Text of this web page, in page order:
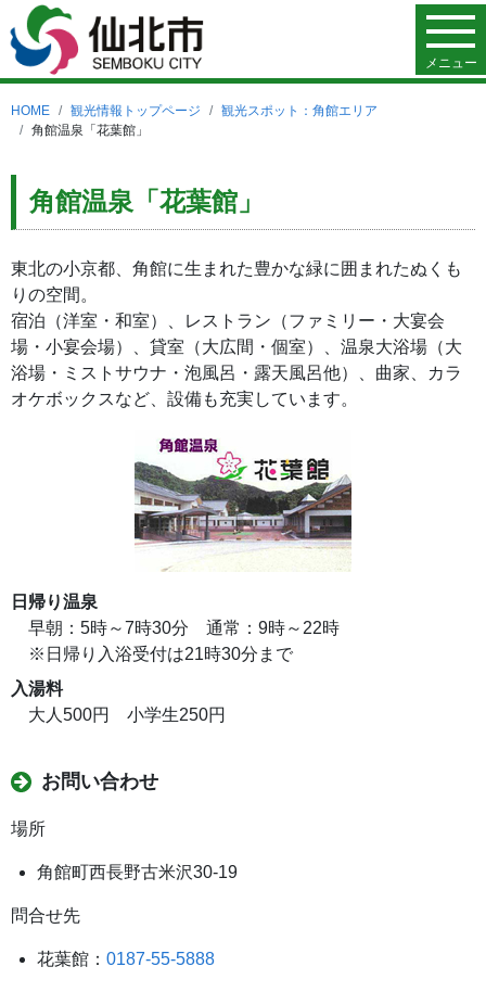
メニュー
HOME 観光情報トップページ
観光スポット：角館エリア
角館温泉「花葉館」
角館温泉「花葉館」
東北の小京都、角館に生まれた豊かな緑に囲まれたぬくも
りの空間。
宿泊（洋室・和室）、レストラン（ファミリー・大宴会
場・小宴会場）、貸室（大広間・個室）、温泉大浴場（大
浴場・ミストサウナ・泡風呂・露天風呂他）、曲家、カラ
オケボックスなど、設備も充実しています。
日帰り温泉
早朝：5時～7時30分 通常：9時～22時
※日帰り入浴受付は21時30分まで
入湯料
大人500円 小学生250円
お問い合わせ
場所
角館町西長野古米沢30-19
問合せ先
花葉館： 0187-55-5888